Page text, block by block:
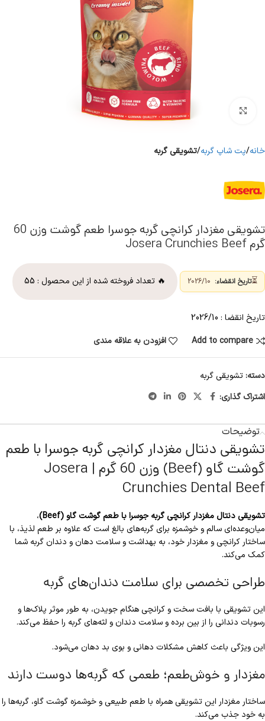
برای بزرگنمایی کلیک کنید
خانه پت شاپ گربه تشویقی گربه
تشویقی مغزدار کرانچی گربه جوسرا طعم گوشت وزن 60
گرم Josera Crunchies Beef
⏳تاریخ انقضاء: 🔥 تعداد فروخته شده از این محصول : 55
تاریخ انقضا : 2026/10
Add to compare
افزودن به علاقه مندی
دسته:تشویقی گربه
اشتراک گذاری:
توضیحات
تشویقی دنتال مغزدار کرانچی گربه جوسرا با طعم
گوشت گاو (Beef) وزن 60 گرم | Josera
Crunchies Dental Beef
تشویقی دنتال مغزدار کرانچی گربه جوسرا با طعم گوشت گاو (Beef)
،
میان‌وعده‌ای سالم و خوشمزه برای گربه‌های بالغ است که علاوه بر طعم لذیذ، با
ساختار کرانچی و مغزدار خود، به بهداشت و سلامت دهان و دندان گربه شما
کمک می‌کند.
طراحی تخصصی برای سلامت دندان‌های گربه
این تشویقی با بافت سخت و کرانچی هنگام جویدن، به طور موثر پلاک‌ها و
رسوبات دندانی را از بین برده و سلامت دندان و لثه‌های گربه را حفظ می‌کند.
این ویژگی باعث کاهش مشکلات دهانی و بوی بد دهان می‌شود.
مغزدار و خوش‌طعم؛ طعمی که گربه‌ها دوست دارند
ساختار مغزدار این تشویقی همراه با طعم طبیعی و خوشمزه گوشت گاو، گربه‌ها را
به خود جذب می‌کند.